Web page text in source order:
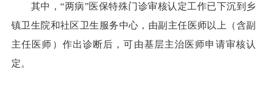
其中，“两病”医保特殊门诊审核认定工作已下沉到乡
镇卫生院和社区卫生服务中心，由副主任医师以上（含副
主任医师）作出诊断后，可由基层主治医师申请审核认
定。